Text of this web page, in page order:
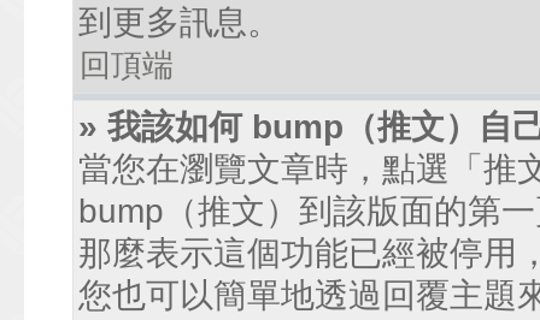
到更多訊息。
回頂端
» 我該如何 bump（推文）自
當您在瀏覽文章時，點選「推
bump（推文）到該版面的第
那麼表示這個功能已經被停用
您也可以簡單地透過回覆主題